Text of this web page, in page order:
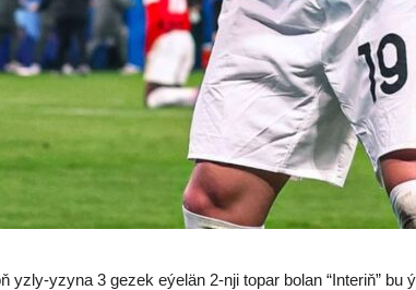
yzly-yzyna 3 gezek eýelän 2-nji topar bolan “Interiň”